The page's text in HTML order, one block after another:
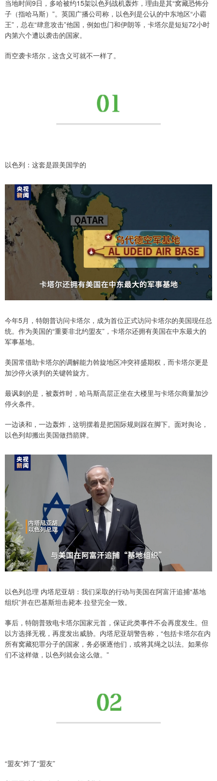
当地时间9日，多哈被约15架以色列战机轰炸，理由是其“窝藏恐怖分
子（指哈马斯）”。英国广播公司称，以色列是公认的中东地区“小霸
王”，总在“肆意攻击”他国，例如也门和伊朗等，卡塔尔是短短72小时
内第六个遭以袭击的国家。
而空袭卡塔尔，这含义可就不一样了。
以色列：这套是跟美国学的
今年5月，特朗普访问卡塔尔，成为首位正式访问卡塔尔的美国现任总
统。作为美国的“重要非北约盟友”，卡塔尔还拥有美国在中东最大的
军事基地。
美国常借助卡塔尔的调解能力斡旋地区冲突祥盛期权，而卡塔尔更是
加沙停火谈判的关键斡旋方。
最讽刺的是，被轰炸时，哈马斯高层正坐在大楼里与卡塔尔商量加沙
停火条件。
一边谈和，一边轰炸，这明摆着是把国际规则踩在脚下。面对舆论，
以色列却搬出美国做挡箭牌。
以色列总理 内塔尼亚胡：我们采取的行动与美国在阿富汗追捕“基地
组织”并在巴基斯坦击毙本·拉登完全一致。
事后，特朗普致电卡塔尔国家元首，保证此类事件不会再度发生。但
以方选择无视，再度发出威胁。内塔尼亚胡警告称，“包括卡塔尔在内
所有窝藏犯罪分子的国家，务必驱逐他们，或将其绳之以法。如果你
们不这样做，以色列就会这么做。”
“盟友”炸了“盟友”